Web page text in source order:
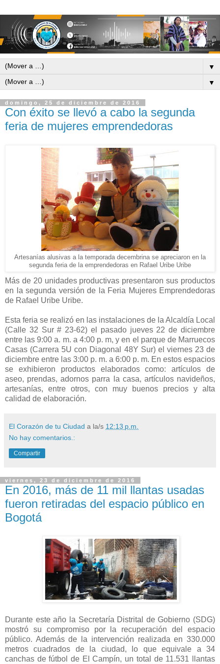
▼
▼
domingo, 25 de diciembre de 2016
Con éxito se llevó a cabo la segunda
feria de mujeres emprendedoras
Artesanías alusivas a la temporada decembrina se apreciaron en la
segunda feria de la emprendedoras en Rafael Uribe Uribe
Más de 20 unidades productivas presentaron sus productos
en la segunda versión de la Feria Mujeres Emprendedoras
de Rafael Uribe Uribe.
Esta feria se realizó en las instalaciones de la Alcaldía Local
(Calle 32 Sur # 23-62) el pasado jueves 22 de diciembre
entre las 9:00 a. m. a 4:00 p. m, y en el parque de Marruecos
Casas (Carrera 5U con Diagonal 48Y Sur) el viernes 23 de
diciembre entre las 3:00 p. m. a 6:00 p. m. En estos espacios
se exhibieron productos elaborados como: artículos de
aseo, prendas, adornos parra la casa, artículos navideños,
artesanías, entre otros, con muy buenos precios y alta
calidad de elaboración.
El Corazón de tu Ciudad a la/s 12:13 p.m.
No hay comentarios.:
Compartir
viernes, 23 de diciembre de 2016
En 2016, más de 11 mil llantas usadas
fueron retiradas del espacio público en
Bogotá
Durante este año la Secretaría Distrital de Gobierno (SDG)
mostró su compromiso por la recuperación del espacio
público. Además de la intervención realizada en 330.000
metros cuadrados de la ciudad, lo que equivale a 34
canchas de fútbol de El Campín, un total de 11.531 llantas